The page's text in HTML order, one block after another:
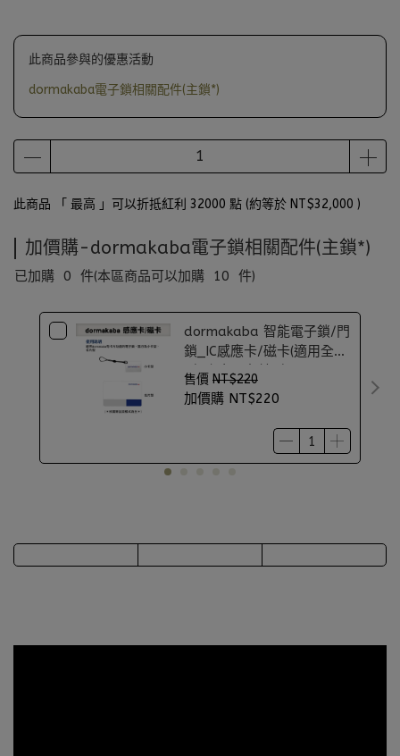
此商品參與的優惠活動
dormakaba電子鎖相關配件(主鎖*)
此商品 「 最高 」可以折抵紅利 32000 點 (約等於 NT$32,000 )
加價購-dormakaba電子鎖相關配件(主鎖*)
已加購 0 件(本區商品可以加購 10 件)
dormakaba 智能電子鎖/門
鎖_IC感應卡/磁卡(適用全機
型)(小卡、名片型)
售價 NT$220
加價購 NT$220